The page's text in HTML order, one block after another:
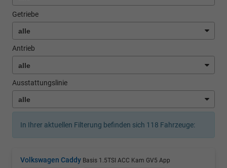
Getriebe
Antrieb
Ausstattungslinie
In Ihrer aktuellen Filterung befinden sich 118 Fahrzeuge:
Volkswagen Caddy Basis 1.5TSI ACC Kam GV5 App